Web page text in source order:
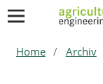
Home / Archiv